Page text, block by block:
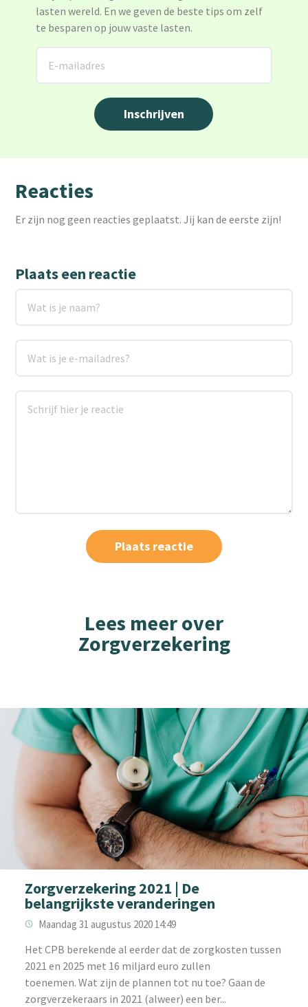
lasten wereld. En we geven de beste tips om zelf
te besparen op jouw vaste lasten.
Reacties
Er zijn nog geen reacties geplaatst. Jij kan de eerste zijn!
Plaats een reactie
Lees meer over
Zorgverzekering
Zorgverzekering 2021 | De
belangrijkste veranderingen
Maandag 31 augustus 2020 14:49
Het CPB berekende al eerder dat de zorgkosten tussen
2021 en 2025 met 16 miljard euro zullen
toenemen. Wat zijn de plannen tot nu toe? Gaan de
zorgverzekeraars in 2021 (alweer) een ber...